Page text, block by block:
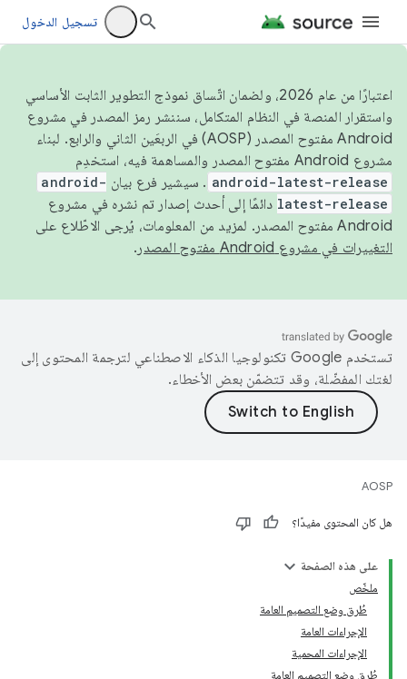
تسجيل الدخول
اعتبارًا من عام 2026، ولضمان اتّساق نموذج التطوير الثابت الأساسي
واستقرار المنصة في النظام المتكامل، سننشر رمز المصدر في مشروع
Android مفتوح المصدر (AOSP) في الربعَين الثاني والرابع. لبناء
مشروع Android مفتوح المصدر والمساهمة فيه، استخدِم
android-latest-release . سيشير فرع بيان android-
latest-release دائمًا إلى أحدث إصدار تم نشره في مشروع
Android مفتوح المصدر. لمزيد من المعلومات، يُرجى الاطّلاع على
التغييرات في مشروع Android مفتوح المصدر
.
تستخدم Google تكنولوجيا الذكاء الاصطناعي لترجمة المحتوى إلى
لغتك المفضّلة، وقد تتضمّن بعض الأخطاء.
AOSP
هل كان المحتوى مفيدًا؟
على هذه الصفحة
ملخّص
طُرق وضع التصميم العامة
الإجراءات العامة
الإجراءات المحمية
طُرق وضع التصميم العامة